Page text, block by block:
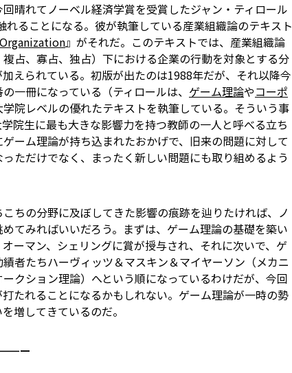
晴れてノーベル経済学賞を受賞したジャン・ティロール
れることになる。彼が執筆している産業組織論のテキスト
』がそれだ。このテキストでは、産業組織論
複占、寡占、独占）下における企業の行動を対象とする分
加えられている。初版が出たのは1988年だが、それ以降今
一冊になっている（ティロールは、 ゲーム理論やコーポ
院レベルの優れたテキストを執筆している。そういう事
院生に最も大きな影響力を持つ教師の一人と呼べる立ち
ーム理論が持ち込まれたおかげで、旧来の問題に対して
ただけでなく、まったく新しい問題にも取り組めるよう
ちの分野に及ぼしてきた影響の痕跡を辿りたければ、ノ
てみればいいだろう。まずは、ゲーム理論の基礎を築い
ーマン、シェリング――に賞が授与され、それに次いで、ゲ
者たち――ハーヴィッツ＆マスキン＆マイヤーソン（メカニ
クション理論）――へという順になっているわけだが、今回
たれることになるかもしれない。ゲーム理論が一時の勢
増してきているのだ。